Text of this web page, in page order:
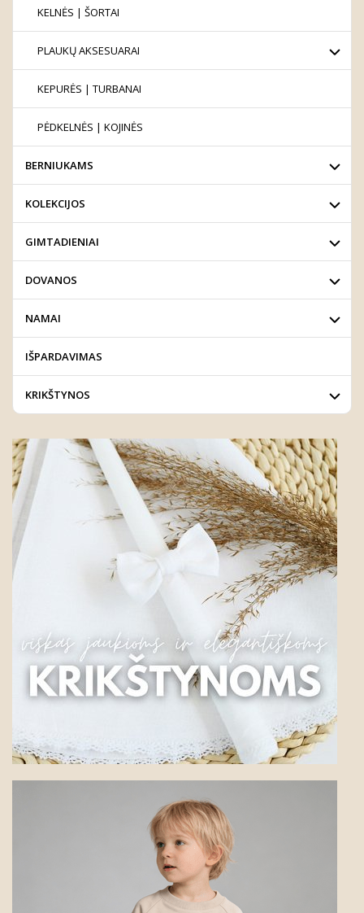
KELNĖS | ŠORTAI
PLAUKŲ AKSESUARAI
KEPURĖS | TURBANAI
PĖDKELNĖS | KOJINĖS
BERNIUKAMS
KOLEKCIJOS
GIMTADIENIAI
DOVANOS
NAMAI
IŠPARDAVIMAS
KRIKŠTYNOS